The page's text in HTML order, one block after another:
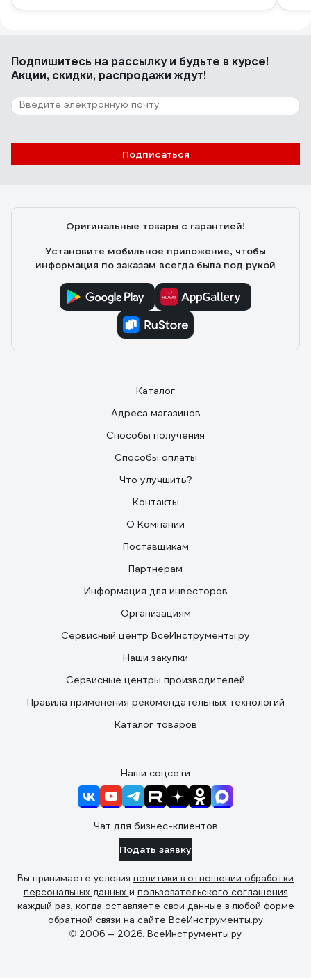
Подпишитесь на рассылкуи будьте в курсе!
Акции, скидки, распродажи ждут!
Подписаться
Оригинальные товары с гарантией!
Установите мобильное приложение, чтобы
информация по заказам всегда была под рукой
Каталог
Адреса магазинов
Способы получения
Способы оплаты
Что улучшить?
Контакты
О Компании
Поставщикам
Партнерам
Информация для инвесторов
Организациям
Сервисный центр ВсеИнструменты.ру
Наши закупки
Сервисные центры производителей
Правила применения рекомендательных технологий
Каталог товаров
Наши соцсети
Чат для бизнес-клиентов
Подать заявку
Вы принимаете условия политики в отношении обработки
персональных данных и пользовательского соглашения
каждый раз, когда оставляете свои данные в любой форме
обратной связи на сайте ВсеИнструменты.ру
© 2006 — 2026. ВсеИнструменты.ру